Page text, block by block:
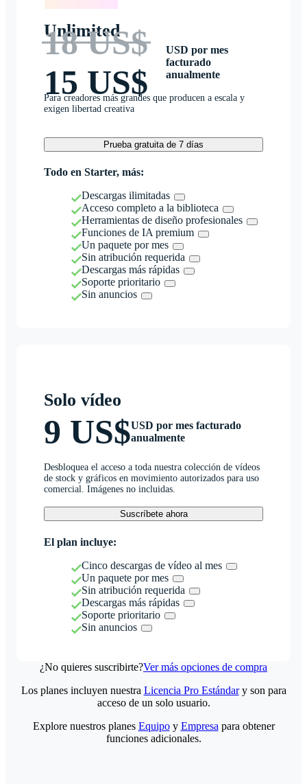
Unlimited
18 US$
15 US$
USD por mes
facturado
anualmente
Para creadores más grandes que producen a escala y
exigen libertad creativa
Prueba gratuita de 7 días
Todo en Starter, más:
Descargas ilimitadas
Acceso completo a la biblioteca
Herramientas de diseño profesionales
Funciones de IA premium
Un paquete por mes
Sin atribución requerida
Descargas más rápidas
Soporte prioritario
Sin anuncios
Solo vídeo
9 US$USD por mes facturado
anualmente
Desbloquea el acceso a toda nuestra colección de vídeos
de stock y gráficos en movimiento autorizados para uso
comercial. Imágenes no incluidas.
Suscríbete ahora
El plan incluye:
Cinco descargas de vídeo al mes
Un paquete por mes
Sin atribución requerida
Descargas más rápidas
Soporte prioritario
Sin anuncios
¿No quieres suscribirte?Ver más opciones de compra
Los planes incluyen nuestra Licencia Pro Estándary son para
acceso de un solo usuario.
Explore nuestros planes Equipoy Empresa para obtener
funciones adicionales.